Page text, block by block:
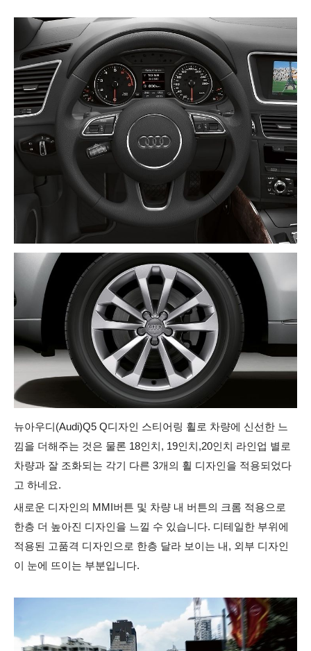
뉴아우디(Audi)Q5 Q디자인 스티어링 휠로 차량에 신선한 느
낌을 더해주는 것은 물론 18인치, 19인치,20인치 라인업 별로
차량과 잘 조화되는 각기 다른 3개의 휠 디자인을 적용되었다
고 하네요.
새로운 디자인의 MMI버튼 및 차량 내 버튼의 크롬 적용으로
한층 더 높아진 디자인을 느낄 수 있습니다. 디테일한 부위에
적용된 고품격 디자인으로 한층 달라 보이는 내, 외부 디자인
이 눈에 뜨이는 부분입니다.